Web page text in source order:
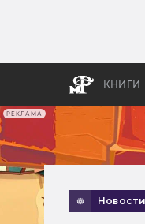
РЕКЛАМА
КНИГИ
Новости